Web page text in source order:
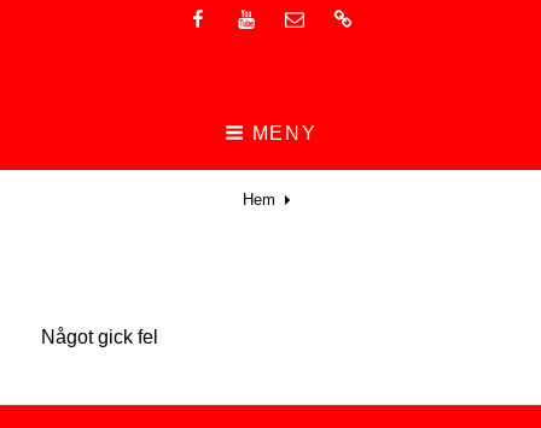
FacebookYoutube
E-
Nyhetsbrev
MENY
Hem
Något gick fel